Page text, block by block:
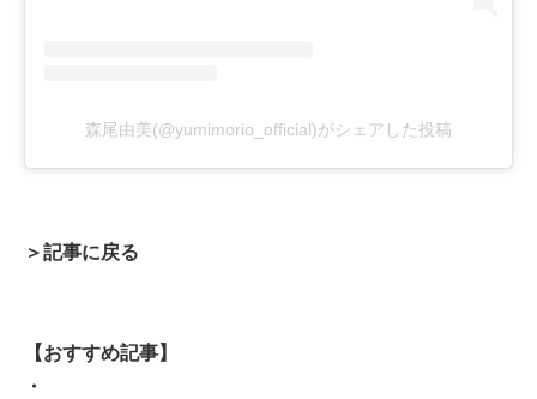
森尾由美(@yumimorio_official)がシェアした投稿
＞記事に戻る
【おすすめ記事】
・